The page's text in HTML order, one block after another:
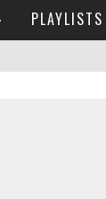
PLAYLISTS